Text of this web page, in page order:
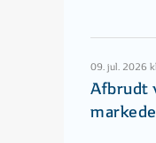
09. jul. 2026
Afbrudt